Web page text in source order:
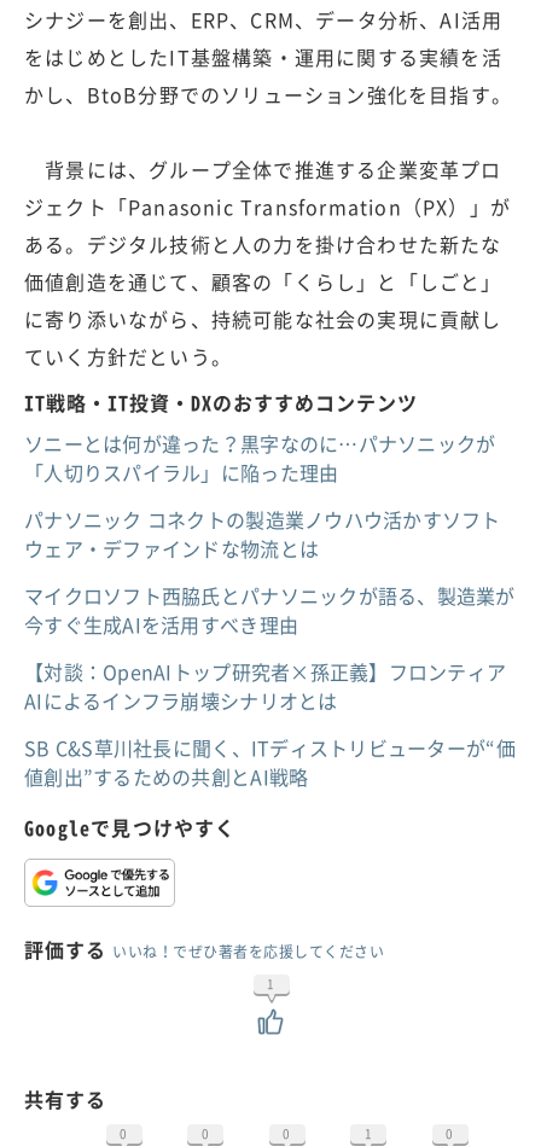
シナジーを創出、ERP、CRM、データ分析、AI活用
をはじめとしたIT基盤構築・運用に関する実績を活
かし、BtoB分野でのソリューション強化を目指す。
背景には、グループ全体で推進する企業変革プロ
ジェクト「Panasonic Transformation（PX）」が
ある。デジタル技術と人の力を掛け合わせた新たな
価値創造を通じて、顧客の「くらし」と「しごと」
に寄り添いながら、持続可能な社会の実現に貢献し
ていく方針だという。
IT戦略・IT投資・DXのおすすめコンテンツ
ソニーとは何が違った？黒字なのに…パナソニックが
「人切りスパイラル」に陥った理由
パナソニック コネクトの製造業ノウハウ活かすソフト
ウェア・デファインドな物流とは
マイクロソフト西脇氏とパナソニックが語る、製造業が
今すぐ生成AIを活用すべき理由
【対談：OpenAIトップ研究者×孫正義】フロンティア
AIによるインフラ崩壊シナリオとは
SB C&S草川社長に聞く、ITディストリビューターが“価
値創出”するための共創とAI戦略
Googleで見つけやすく
評価する いいね！でぜひ著者を応援してください
1
共有する
0 0 0 1 0